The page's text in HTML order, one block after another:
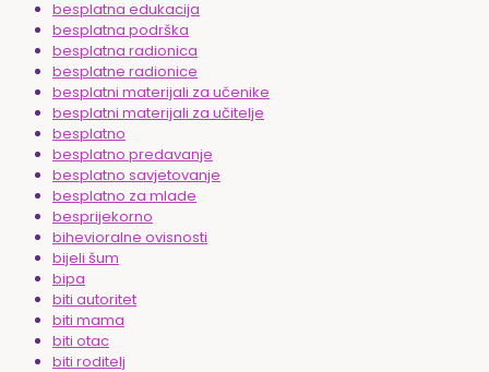
besplatna edukacija
besplatna podrška
besplatna radionica
besplatne radionice
besplatni materijali za učenike
besplatni materijali za učitelje
besplatno
besplatno predavanje
besplatno savjetovanje
besplatno za mlade
besprijekorno
bihevioralne ovisnosti
bijeli šum
bipa
biti autoritet
biti mama
biti otac
biti roditelj